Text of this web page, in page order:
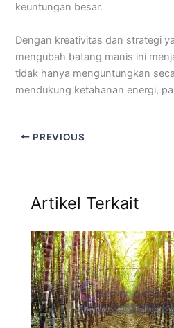
keuntungan besar.
Dengan kreativitas dan strategi
mengubah batang manis ini
tidak hanya menguntungkan
mendukung ketahanan energi,
PREVIOUS
Artikel Terkait